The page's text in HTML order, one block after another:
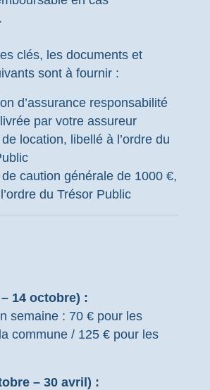
clés, les documents et
sont à fournir :
d’assurance responsabilité
par votre assureur
location, libellé à l’ordre du
caution générale de 1000 €,
du Trésor Public
14 octobre) :
semaine : 70 € pour les
commune / 125 € pour les
– 30 avril) :